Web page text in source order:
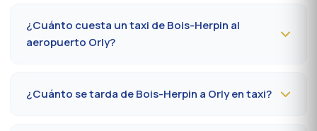
09 80 80 04 62
44 65
. Confirmación por SMS en menos de 30 minutos;
recogida en la comuna entre 10 y 20 minutos.
¿Cuánto cuesta un taxi de Bois-Herpin al
aeropuerto Orly?
cuesta
domingos o festivos. Tarifa al taxímetro oficial
¿Cuánto se tarda de Bois-Herpin a Orly en taxi?